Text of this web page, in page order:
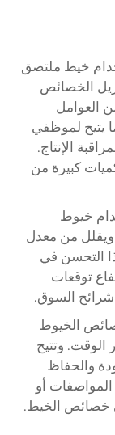
خيط ملتصق
الخصائص
العوامل
يتيح لموظفي
الإنتاج.
كبيرة من
خيوط
ويقلل من معدل
التحسن في
توقعات
شرائح السوق.
الخيوط
الوقت. وتتيح
والحفاظ
أو
خصائص الخيط.